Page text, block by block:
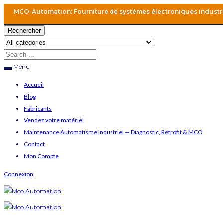
MCO-Automation: Fourniture de systèmes électroniques
Rechercher
Menu
Accueil
Blog
Fabricants
Vendez votre matériel
Maintenance Automatisme Industriel — Diagnostic, Rétrofit & MCO
Contact
Mon Compte
Connexion